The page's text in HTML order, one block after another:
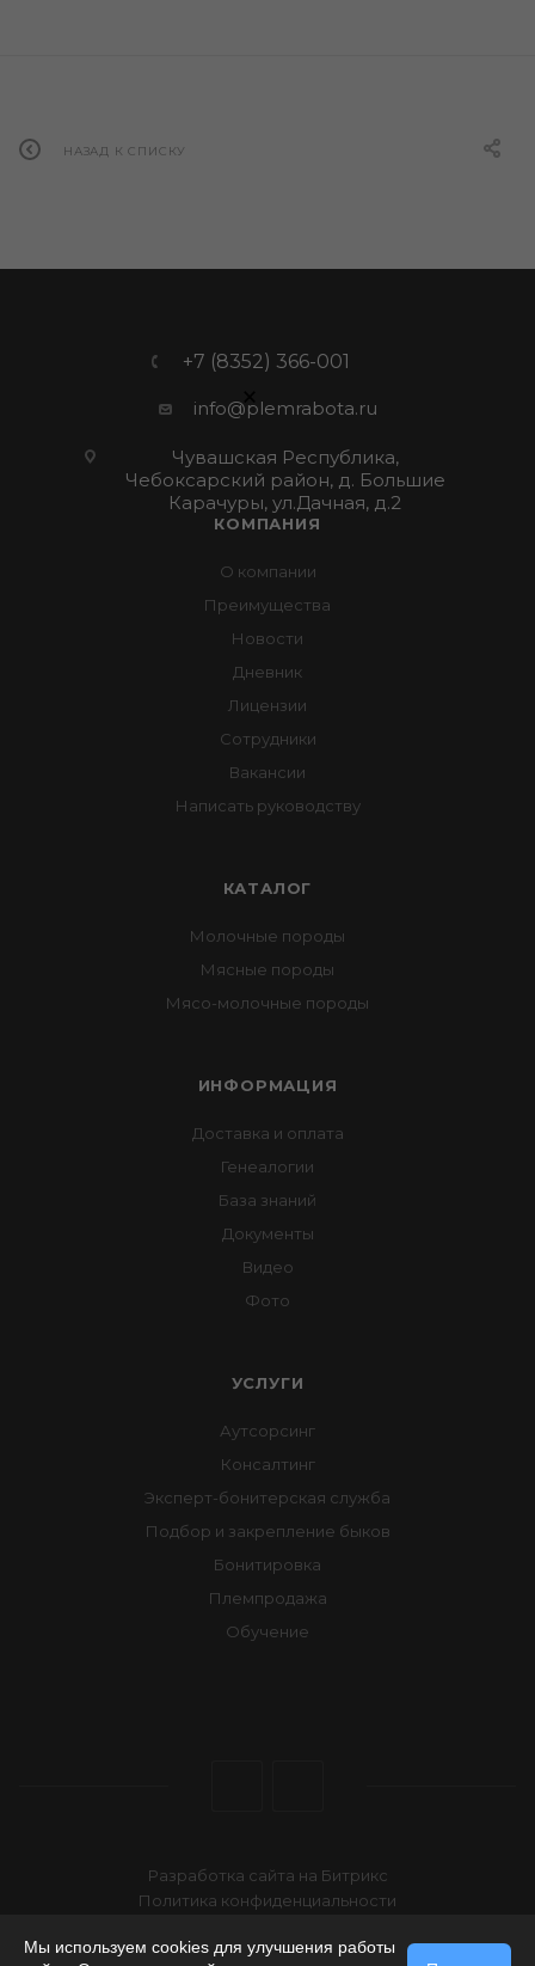
НАЗАД К СПИСКУ
+7 (8352) 366-001
info@plemrabota.ru
Чувашская Республика,
Чебоксарский район, д. Большие
Карачуры, ул.Дачная, д.2
КОМПАНИЯ
О компании
Преимущества
Новости
Дневник
Лицензии
Сотрудники
Вакансии
Написать руководству
КАТАЛОГ
Молочные породы
Мясные породы
Мясо-молочные породы
ИНФОРМАЦИЯ
Доставка и оплата
Генеалогии
База знаний
Документы
Видео
Фото
УСЛУГИ
Аутсорсинг
Консалтинг
Эксперт-бонитерская служба
Подбор и закрепление быков
Бонитировка
Племпродажа
Обучение
Разработка сайта на Битрикс
Политика конфиденциальности
2026 © АО "Чувашское" по племенной работе
×
Мы используем cookies для улучшения работы